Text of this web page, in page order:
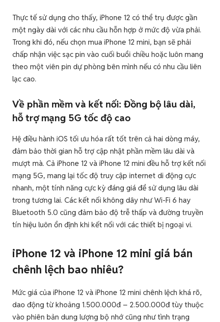
Thực tế sử dụng cho thấy, iPhone 12 có thể trụ được gần
một ngày dài với các nhu cầu hỗn hợp ở mức độ vừa phải.
Trong khi đó, nếu chọn mua iPhone 12 mini, bạn sẽ phải
chấp nhận việc sạc pin vào cuối buổi chiều hoặc luôn mang
theo một viên pin dự phòng bên mình nếu có nhu cầu liên
lạc cao.
Về phần mềm và kết nối: Đồng bộ lâu dài,
hỗ trợ mạng 5G tốc độ cao
Hệ điều hành iOS tối ưu hóa rất tốt trên cả hai dòng máy,
đảm bảo thời gian hỗ trợ cập nhật phần mềm lâu dài và
mượt mà. Cả iPhone 12 và iPhone 12 mini đều hỗ trợ kết nối
mạng 5G, mang lại tốc độ truy cập internet di động cực
nhanh, một tính năng cực kỳ đáng giá để sử dụng lâu dài
trong tương lai. Các kết nối không dây như Wi-Fi 6 hay
Bluetooth 5.0 cũng đảm bảo độ trễ thấp và đường truyền
tín hiệu luôn ổn định khi kết nối với các thiết bị ngoại vi.
iPhone 12 và iPhone 12 mini giá bán
chênh lệch bao nhiêu?
Mức giá của iPhone 12 và iPhone 12 mini chênh lệch khá rõ,
dao động từ khoảng 1.500.000đ – 2.500.000đ tùy thuộc
vào phiên bản dung lượng bộ nhớ cũng như tình trạng